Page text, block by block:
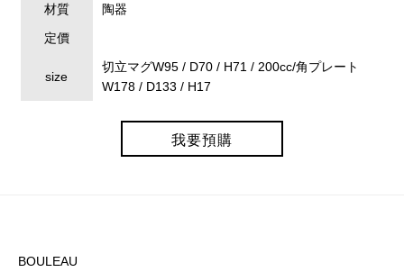
材質
陶器
定價
size
切立マグW95 / D70 / H71 / 200cc/角プレート
W178 / D133 / H17
我要預購
BOULEAU